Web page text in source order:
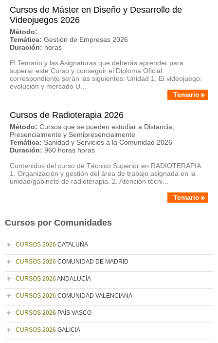
Cursos de Máster en Diseño y Desarrollo de
Videojuegos 2026
Método:
Temática: Gestión de Empresas 2026
Duración: horas
El Temario y las Asignaturas que deberás aprender para
superar este Curso y conseguir el Diploma Oficial
correspondiente serán las siguientes: Unidad 1. El videojuego:
evolución y mercado U...
Temario
Cursos de Radioterapia 2026
Método: Cursos que se pueden estudiar a Distancia,
Presencialmente y Semipresencialmente
Temática: Sanidad y Servicios a la Comunidad 2026
Duración: 960 horas horas
Contenidos del curso de Técnico Superior en RADIOTERAPIA:
1. Organización y gestión del área de trabajo asignada en la
unidad/gabinete de radioterapia. 2. Atención técni...
Temario
Cursos por Comunidades
CURSOS 2026 CATALUÑA
CURSOS 2026 COMUNIDAD DE MADRID
CURSOS 2026 ANDALUCÍA
CURSOS 2026 COMUNIDAD VALENCIANA
CURSOS 2026 PAÍS VASCO
CURSOS 2026 GALICIA